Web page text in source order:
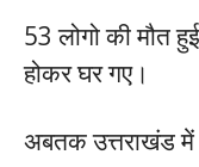
53 लोगो की मौत
होकर घर गए।
अबतक उत्तराखंड में